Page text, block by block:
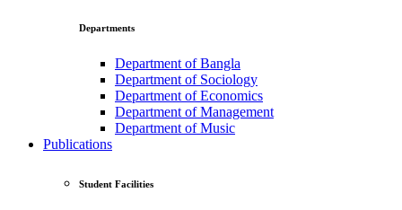
Departments
Department of Bangla
Department of Sociology
Department of Economics
Department of Management
Department of Music
Publications
Student Facilities